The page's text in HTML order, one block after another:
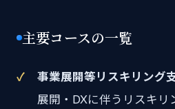
主要コースの一覧
事業展開等リスキリング
展開・DXに伴うリスキリ